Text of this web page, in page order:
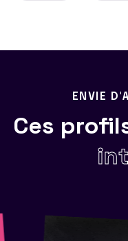
ENVIE
Ces